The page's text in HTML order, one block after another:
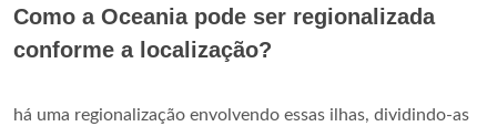
Como a Oceania pode ser regionalizada
conforme a localização?
há uma regionalização envolvendo essas ilhas, dividindo-as